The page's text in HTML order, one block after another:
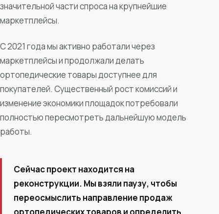
значительной части спроса на крупнейшие
маркетплейсы.
С 2021 года мы активно работали через
маркетплейсы и продолжали делать
ортопедические товары доступнее для
покупателей. Существенный рост комиссий и
изменение экономики площадок потребовали
полностью пересмотреть дальнейшую модель
работы.
Сейчас проект находится на
реконструкции. Мы взяли паузу, чтобы
переосмыслить направление продаж